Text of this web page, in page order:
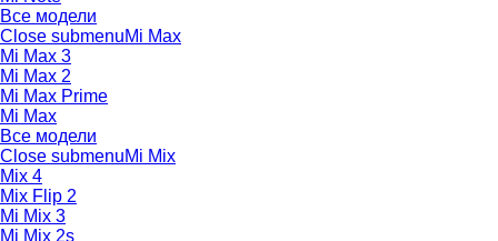
Все модели
Close submenuMi Max
Mi Max 3
Mi Max 2
Mi Max Prime
Mi Max
Все модели
Close submenuMi Mix
Mix 4
Mix Flip 2
Mi Mix 3
Mi Mix 2s